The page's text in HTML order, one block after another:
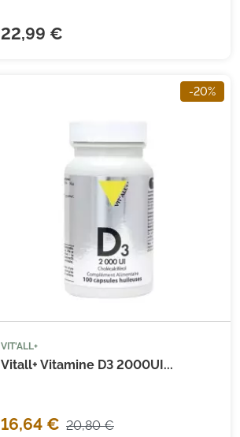
(27 avis)
22,99 €
-20%
 
VIT'ALL+
Vitall+ Vitamine D3 2000UI...
16,64 € 20,80 €